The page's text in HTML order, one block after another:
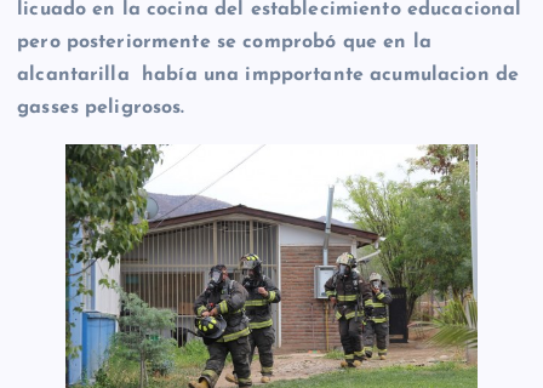
licuado en la cocina del establecimiento educacional
pero posteriormente se comprobó que en la
alcantarilla había una impportante acumulacion de
gasses peligrosos.